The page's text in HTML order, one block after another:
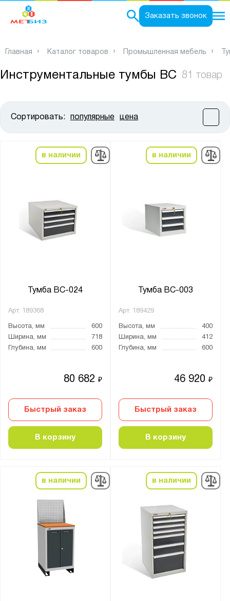
Заказать звонок
Главная Каталог товаров Промышленная мебель
Инструментальные тумбы ВC 81 товар
Сортировать: популярные цена
в наличии
Тумба ВС-024
Арт. 189368
Высота, мм
600
Ширина, мм
718
Глубина, мм
600
80 682₽
Быстрый заказ
В корзину
в наличии
Тумба ВС-003
Арт. 189429
Высота, мм
400
Ширина, мм
412
Глубина, мм
600
46 920₽
Быстрый заказ
В корзину
в наличии в наличии
Ширина, мм:
от
Экран:
В комплекте
Тип покрытия поверхности:
Количество полок, шт.:
1
3
4
7